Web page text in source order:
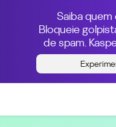
Saiba quem
Bloqueie
de spam.